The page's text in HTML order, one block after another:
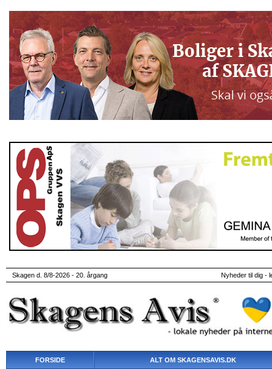
Skagen d. 8/8-2026 - 20. årgang Nyheder til dig -
FORSIDE ALT OM SKAGENSAVIS.DK